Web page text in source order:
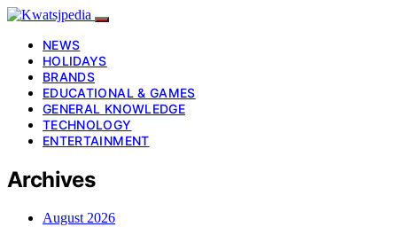
NEWS
HOLIDAYS
BRANDS
EDUCATIONAL & GAMES
GENERAL KNOWLEDGE
TECHNOLOGY
ENTERTAINMENT
Archives
August 2026